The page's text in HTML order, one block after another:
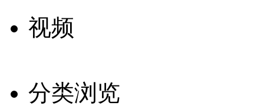
视频
分类浏览